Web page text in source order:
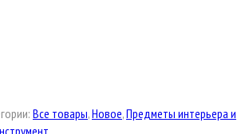
Все товары,Новое,Предметы интерьера и